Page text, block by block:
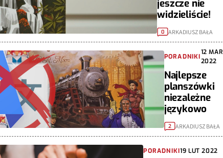
jeszcze nie
widzieliście!
0 ARKADIUSZ BAŁA
PORADNIKI
12 MAR
2022
Najlepsze
planszówki
niezależne
językowo
2 ARKADIUSZ BAŁA
PORADNIKI19 LUT 2022